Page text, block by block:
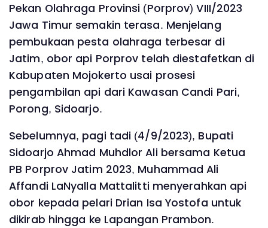
Pekan Olahraga Provinsi (Porprov) VIII/2023
Jawa Timur semakin terasa. Menjelang
pembukaan pesta olahraga terbesar di
Jatim, obor api Porprov telah diestafetkan di
Kabupaten Mojokerto usai prosesi
pengambilan api dari Kawasan Candi Pari,
Porong, Sidoarjo.
Sebelumnya, pagi tadi (4/9/2023), Bupati
Sidoarjo Ahmad Muhdlor Ali bersama Ketua
PB Porprov Jatim 2023, Muhammad Ali
Affandi LaNyalla Mattalitti menyerahkan api
obor kepada pelari Drian Isa Yostofa untuk
dikirab hingga ke Lapangan Prambon.